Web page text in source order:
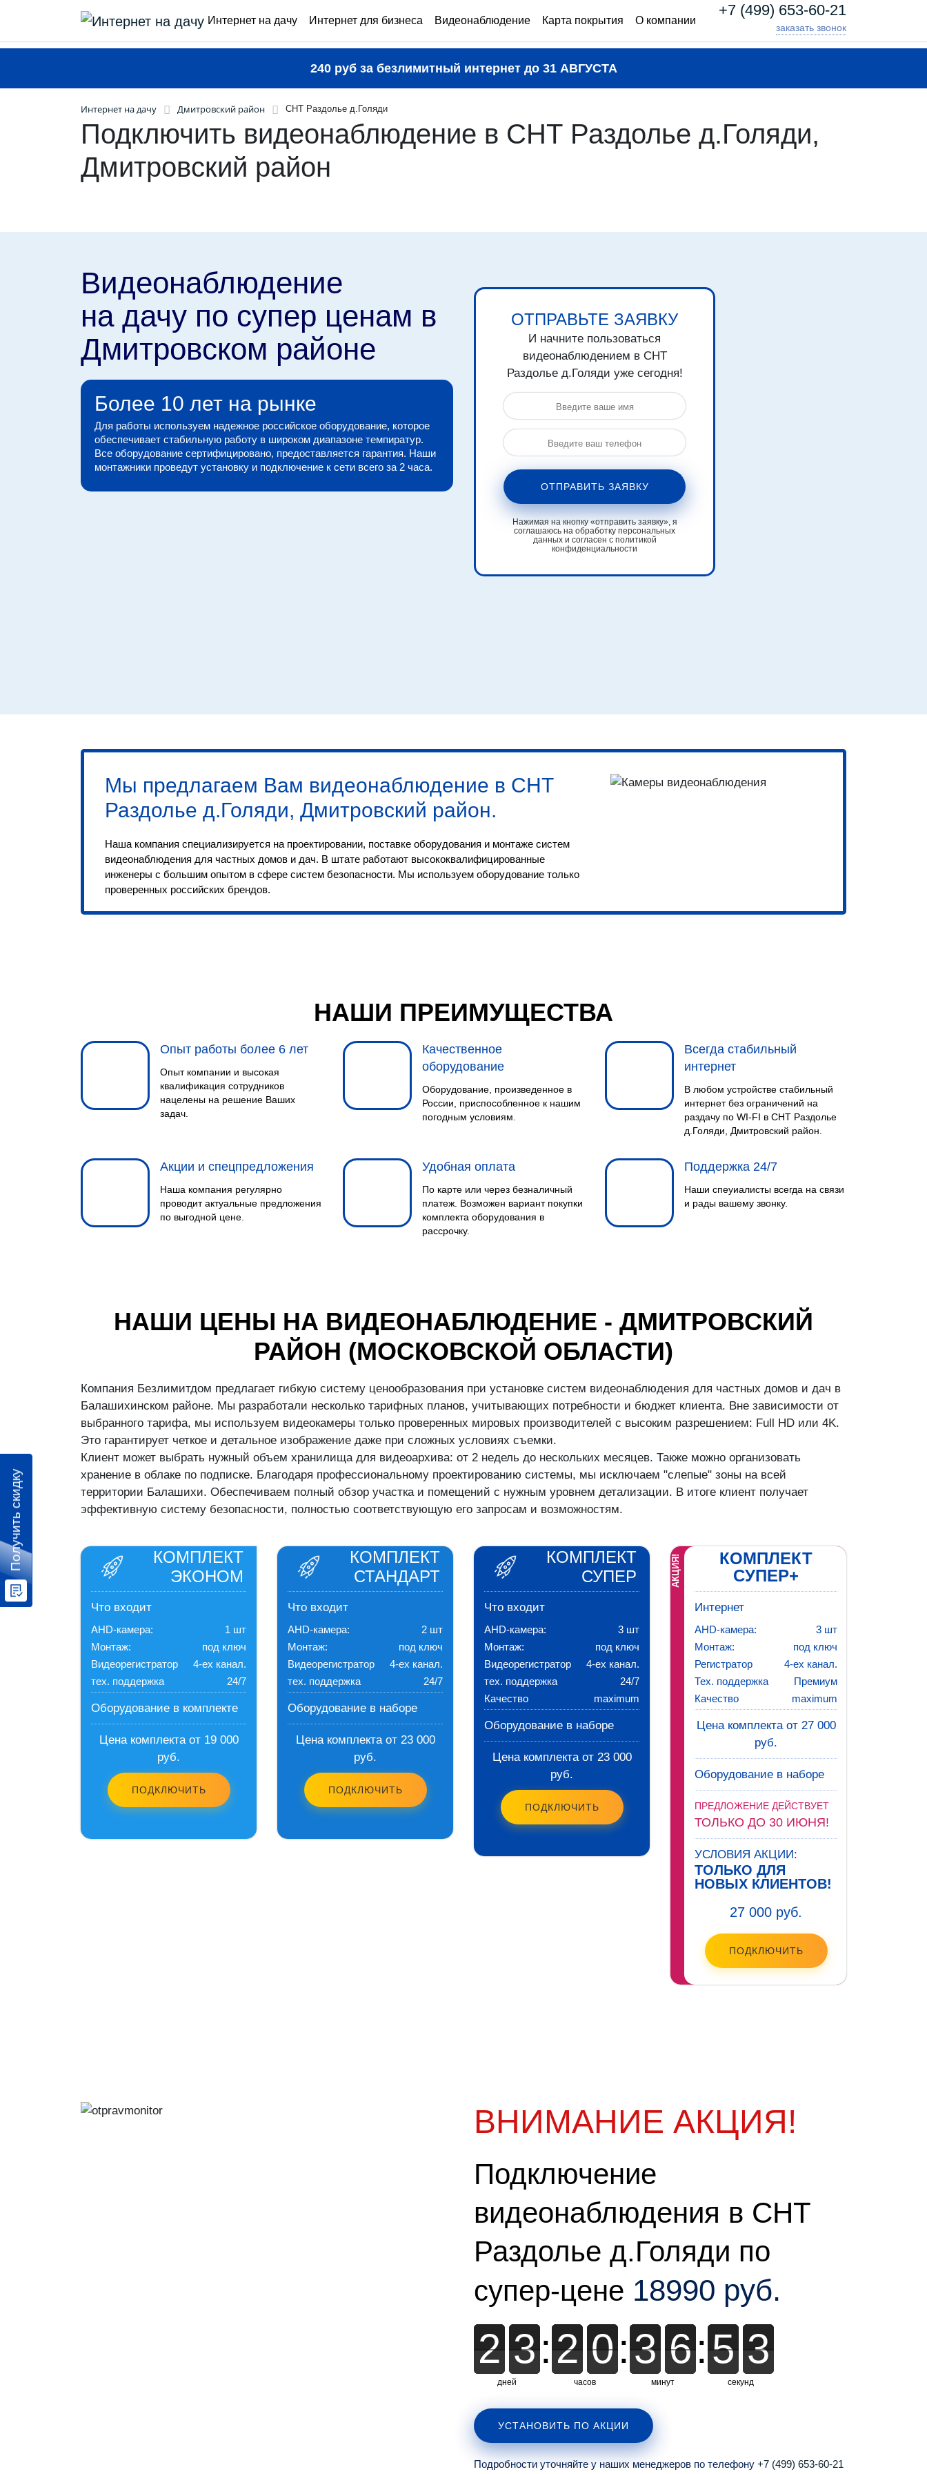
Интернет на дачу Интернет для бизнеса Видеонаблюдение Карта покрытия О компании
+7 (499) 653-60-21
заказать звонок
240 руб за безлимитный интернет до 31 АВГУСТА
Интернет на дачу Дмитровский район СНТ Раздолье д.Голяди
Подключить видеонаблюдение в СНТ Раздолье д.Голяди,
Дмитровский район
Видеонаблюдение
на дачу по супер ценам в
Дмитровском районе
Более 10 лет на рынке
Для работы используем надежное российское оборудование, которое
обеспечивает стабильную работу в широком диапазоне темпиратур.
Все оборудование сертифицировано, предоставляется гарантия. Наши
монтажники проведут установку и подключение к сети всего за 2 часа.
ОТПРАВЬТЕ ЗАЯВКУ
И начните пользоваться
видеонаблюдением в СНТ
Раздолье д.Голяди уже сегодня!
ОТПРАВИТЬ ЗАЯВКУ
Нажимая на кнопку «отправить заявку», я
соглашаюсь на обработку персональных
данных и согласен с политикой
конфиденциальности
Мы предлагаем Вам видеонаблюдение в СНТ
Раздолье д.Голяди, Дмитровский район.
Наша компания специализируется на проектировании, поставке оборудования и монтаже систем
видеонаблюдения для частных домов и дач. В штате работают высококвалифицированные
инженеры с большим опытом в сфере систем безопасности. Мы используем оборудование только
проверенных российских брендов.
НАШИ ПРЕИМУЩЕСТВА
Опыт работы более 6 лет
Опыт компании и высокая
квалификация сотрудников
нацелены на решение Ваших
задач.
Качественное
оборудование
Оборудование, произведенное в
России, приспособленное к нашим
погодным условиям.
Всегда стабильный
интернет
В любом устройстве стабильный
интернет без ограничений на
раздачу по WI-FI в СНТ Раздолье
д.Голяди, Дмитровский район.
Акции и спецпредложения
Наша компания регулярно
проводит актуальные предложения
по выгодной цене.
Удобная оплата
По карте или через безналичный
платеж. Возможен вариант покупки
комплекта оборудования в
рассрочку.
Поддержка 24/7
Наши спеуиалисты всегда на связи
и рады вашему звонку.
НАШИ ЦЕНЫ НА ВИДЕОНАБЛЮДЕНИЕ - ДМИТРОВСКИЙ
РАЙОН (МОСКОВСКОЙ ОБЛАСТИ)
Компания Безлимитдом предлагает гибкую систему ценообразования при установке систем видеонаблюдения для частных домов и дач в
Балашихинском районе. Мы разработали несколько тарифных планов, учитывающих потребности и бюджет клиента. Вне зависимости от
выбранного тарифа, мы используем видеокамеры только проверенных мировых производителей с высоким разрешением: Full HD или 4K.
Это гарантирует четкое и детальное изображение даже при сложных условиях съемки.
Клиент может выбрать нужный объем хранилища для видеоархива: от 2 недель до нескольких месяцев. Также можно организовать
хранение в облаке по подписке. Благодаря профессиональному проектированию системы, мы исключаем "слепые" зоны на всей
территории Балашихи. Обеспечиваем полный обзор участка и помещений с нужным уровнем детализации. В итоге клиент получает
эффективную систему безопасности, полностью соответствующую его запросам и возможностям.
КОМПЛЕКТ
ЭКОНОМ
Что входит
AHD-камера:
1 шт
Монтаж:
под ключ
Видеорегистратор
4-ех канал.
тех. поддержка
24/7
Оборудование в комплекте
Цена комплекта от 19 000
руб.
ПОДКЛЮЧИТЬ
КОМПЛЕКТ
СТАНДАРТ
Что входит
AHD-камера:
2 шт
Монтаж:
под ключ
Видеорегистратор
4-ех канал.
тех. поддержка
24/7
Оборудование в наборе
Цена комплекта от 23 000
руб.
ПОДКЛЮЧИТЬ
КОМПЛЕКТ
СУПЕР
Что входит
AHD-камера:
3 шт
Монтаж:
под ключ
Видеорегистратор
4-ех канал.
тех. поддержка
24/7
Качество
maximum
Оборудование в наборе
Цена комплекта от 23 000
руб.
ПОДКЛЮЧИТЬ
АКЦИЯ!
КОМПЛЕКТ
СУПЕР+
Интернет
AHD-камера:
3 шт
Монтаж:
под ключ
Регистратор
4-ех канал.
Тех. поддержка
Премиум
Качество
maximum
Цена комплекта от 27 000
руб.
Оборудование в наборе
ПРЕДЛОЖЕНИЕ ДЕЙСТВУЕТ
ТОЛЬКО ДО 30 ИЮНЯ!
УСЛОВИЯ АКЦИИ:
ТОЛЬКО ДЛЯ
НОВЫХ КЛИЕНТОВ!
27 000 руб.
ПОДКЛЮЧИТЬ
ВНИМАНИЕ АКЦИЯ!
Подключение
видеонаблюдения в СНТ
Раздолье д.Голяди по
супер-цене 18990 руб.
дней
2
2 3
3:
часов
2
2 0
0:
минут
3
3 6
6:
секунд
5
5 2
2
2
УСТАНОВИТЬ ПО АКЦИИ
Подробности уточняйте у наших менеджеров по телефону +7 (499) 653-60-21
Получить скидку